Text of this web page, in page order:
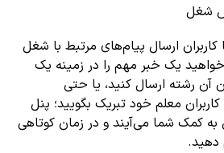
شغل
ارسال پیام‌های مرتبط با شغل
یک خبر مهم را در زمینه یک
آن رشته ارسال کنید، یا حتی
معلم خود تبریک بگویید؛ پنل
به کمک شما می‌آیند و در زمان کوتاهی
دهید.